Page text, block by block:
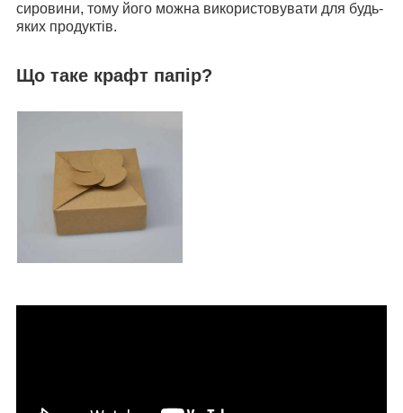
Що таке крафт папір?
сировини, тому його можна використовувати для будь-
яких продуктів.